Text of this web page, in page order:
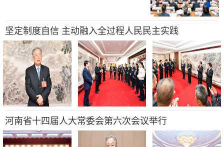
坚定制度自信 主动融入全过程人民民主实践
河南省十四届人大常委会第六次会议举行